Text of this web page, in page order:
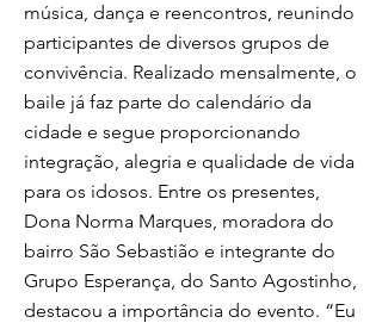
música, dança e reencontros, reunindo
participantes de diversos grupos de
convivência. Realizado mensalmente, o
baile já faz parte do calendário da
cidade e segue proporcionando
integração, alegria e qualidade de vida
para os idosos. Entre os presentes,
Dona Norma Marques, moradora do
bairro São Sebastião e integrante do
Grupo Esperança, do Santo Agostinho,
destacou a importância do evento. “Eu